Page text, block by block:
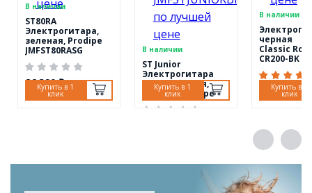
В наличии
ST80RA
Электрогитара,
зеленая, Prodipe
JMFST80RASG
26 390 ₽
Купить в 1
клик
В наличии
ST Junior
Электрогитара
уменьшенная,
черная, Prodipe
JMFSTJUNIORBK
Купить в 1
клик
В наличии
черная
Classic
CR200-BK
33 840 ₽
Купить в 1
клик